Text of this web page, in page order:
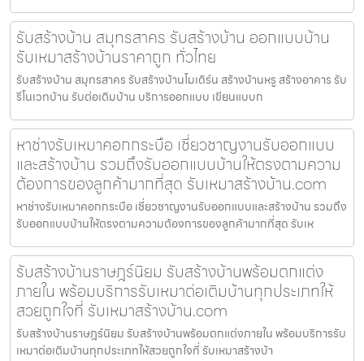
รับสร้างบ้าน สมุทรสาคร รับสร้างบ้าน ออกแบบบ้าน
รับเหมาสร้างบ้านราคาถูก ทั่วไทย
รับสร้างบ้าน สมุทรสาคร รับสร้างบ้านโมเดิร์น สร้างบ้านหรู สร้างอาคาร รับ
รีโนเวทบ้าน รับต่อเติมบ้าน บริการออกแบบ เขียนแบบก
หาช่างรับเหมาคอกกระบือ เชี่ยวชาญงานรับออกแบบ
และสร้างบ้าน รวมถึงรับออกแบบบ้านให้ตรงตามความ
ต้องการของลูกค้ามากที่สุด รับเหมาสร้างบ้าน.com
หาช่างรับเหมาคอกกระบือ เชี่ยวชาญงานรับออกแบบและสร้างบ้าน รวมถึง
รับออกแบบบ้านให้ตรงตามความต้องการของลูกค้ามากที่สุด รับเห
รับสร้างบ้านราษฎร์นิยม รับสร้างบ้านพร้อมตกแต่ง
ภายใน พร้อมบริการรับเหมาต่อเติมบ้านทุกประเภทให้
สวยถูกใจที่ รับเหมาสร้างบ้าน.com
รับสร้างบ้านราษฎร์นิยม รับสร้างบ้านพร้อมตกแต่งภายใน พร้อมบริการรับ
เหมาต่อเติมบ้านทุกประเภทให้สวยถูกใจที่ รับเหมาสร้างบ้า